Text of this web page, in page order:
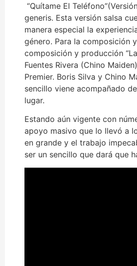
“Quítame El
generis. Esta versión salsa
manera especial la
género. Para la composición
composición y producción
Fuentes Rivera (Chino
Premier. Boris Silva y Chino
sencillo viene acompañado
lugar.
Estando aún vigente con
apoyo masivo que lo llevó a
en grande y el trabajo
ser un sencillo que dará que